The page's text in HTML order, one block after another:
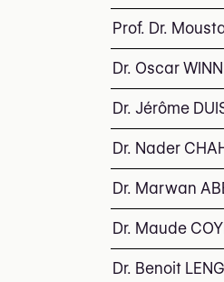
Prof. Dr.
Dr. Oscar
Dr. Jérôme
Dr. Nader
Dr. Marwan
Dr. Maude
Dr. Benoit